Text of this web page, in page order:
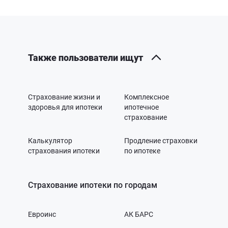
Также пользователи ищут
Страхование жизни и
здоровья для ипотеки
Комплексное
ипотечное
страхование
Калькулятор
страхования ипотеки
Продление страховки
по ипотеке
Страхование ипотеки по городам
Евроинс АК БАРС